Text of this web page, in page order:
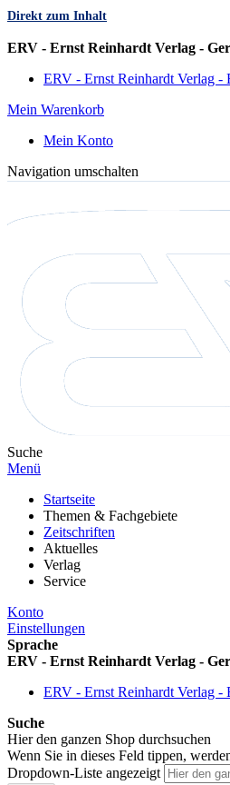
Direkt zum Inhalt
ERV - Ernst Reinhardt Verlag -
ERV - Ernst Reinhardt Verlag -
Mein Warenkorb
Mein Konto
Navigation umschalten
Suche
Menü
Startseite
Themen & Fachgebiete
Zeitschriften
Aktuelles
Verlag
Service
Konto
Einstellungen
Sprache
ERV - Ernst Reinhardt Verlag -
ERV - Ernst Reinhardt Verlag -
Suche
Hier den ganzen Shop durchsuchen
Wenn Sie in dieses Feld tippen,
Dropdown-Liste angezeigt